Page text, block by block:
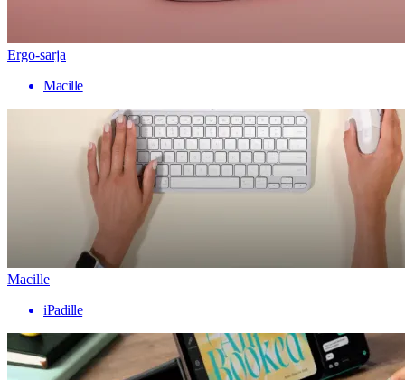
Ergo-sarja
Macille
Macille
iPadille